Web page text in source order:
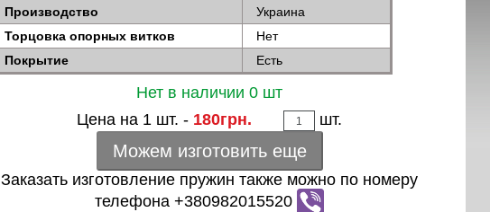
Производство
Украина
Торцовка опорных витков
Нет
Покрытие
Есть
Нет в наличии 0 шт
Цена на 1 шт. - 180грн. шт.
Можем изготовить еще
Заказать изготовление пружин также можно по номеру
телефона +380982015520